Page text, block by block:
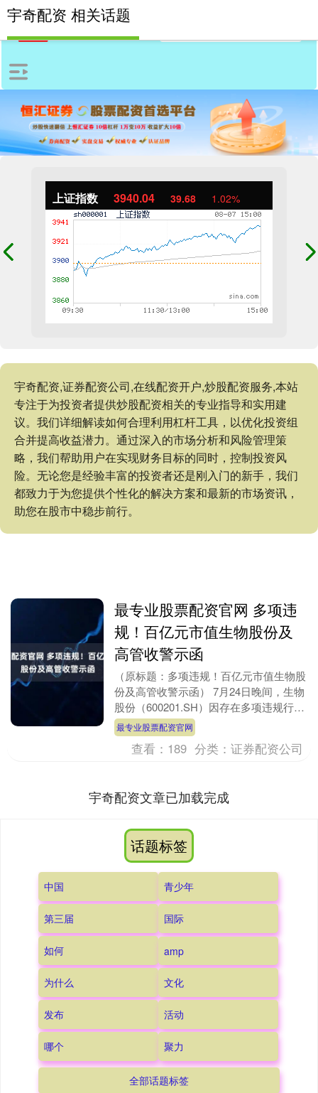
上证指数 3940.04 39.68 1.02%
宇奇配资,证券配资公司,在线配资开户,炒股配资服务,本站
专注于为投资者提供炒股配资相关的专业指导和实用建
议。我们详细解读如何合理利用杠杆工具，以优化投资组
合并提高收益潜力。通过深入的市场分析和风险管理策
略，我们帮助用户在实现财务目标的同时，控制投资风
险。无论您是经验丰富的投资者还是刚入门的新手，我们
都致力于为您提供个性化的解决方案和最新的市场资讯，
助您在股市中稳步前行。
宇奇配资 相关话题
最专业股票配资官网 多项违
规！百亿元市值生物股份及
高管收警示函
（原标题：多项违规！百亿元市值生物股
份及高管收警示函） 7月24日晚间，生物
股份（600201.SH）因存在多项违规行
为，包括研发费用资本化核算不准确、长
期股权....
最专业股票配资官网
查看： 189 分类：证券配资公司
宇奇配资文章已加载完成
话题标签
中国 青少年
第三届 国际
如何 amp
为什么 文化
发布 活动
哪个 聚力
全部话题标签